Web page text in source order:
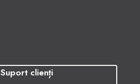
Suport clienți